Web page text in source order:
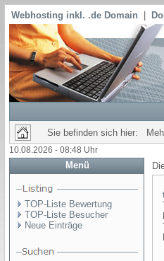
Webhosting inkl. .de Domain
Sie befinden sich hier:
10.08.2026 - 08:48 Uhr
Menü
TOP-Liste Bewertung
TOP-Liste Besucher
Neue Einträge